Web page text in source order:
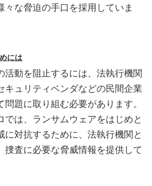
々な脅迫の手口を採用していま
には
活動を阻止するには、法執行機関
キュリティベンダなどの民間企業
題に取り組む必要があります。
では、ランサムウェアをはじめと
に対抗するために、法執行機関と
捜査に必要な脅威情報を提供して